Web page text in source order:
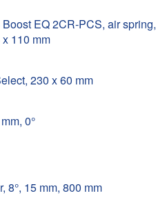
EQ 2CR-PCS, air spring,
110 mm
230 x 60 mm
0°
8°, 15 mm, 800 mm